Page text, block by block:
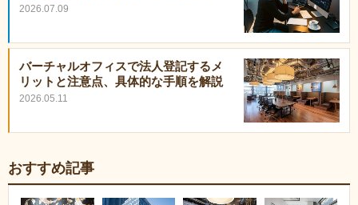
2026.07.09
バーチャルオフィスで法人登記するメ
リットと注意点、具体的な手順を解説
2026.05.11
おすすめ記事